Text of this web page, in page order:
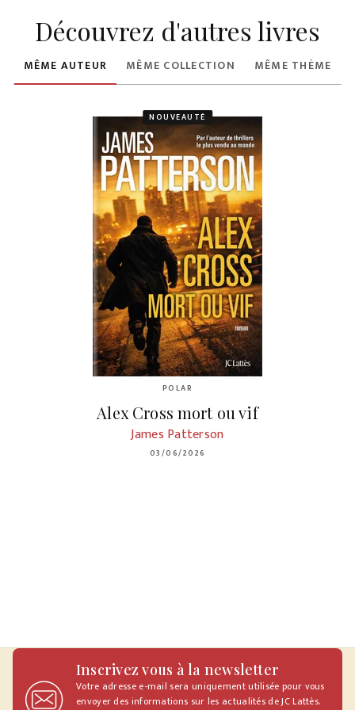
Découvrez d'autres livres
MÊME AUTEUR MÊME COLLECTION MÊME THÈME
NOUVEAUTÉ
POLAR
Alex Cross mort ou vif
James Patterson
03/06/2026
Inscrivez vous à la newsletter
Votre adresse e-mail sera uniquement utilisée pour vous
envoyer des informations sur les actualités de JC Lattès.